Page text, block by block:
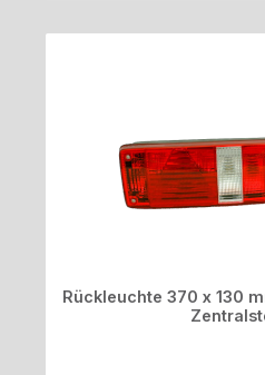
Rückleuchte 370 x 130